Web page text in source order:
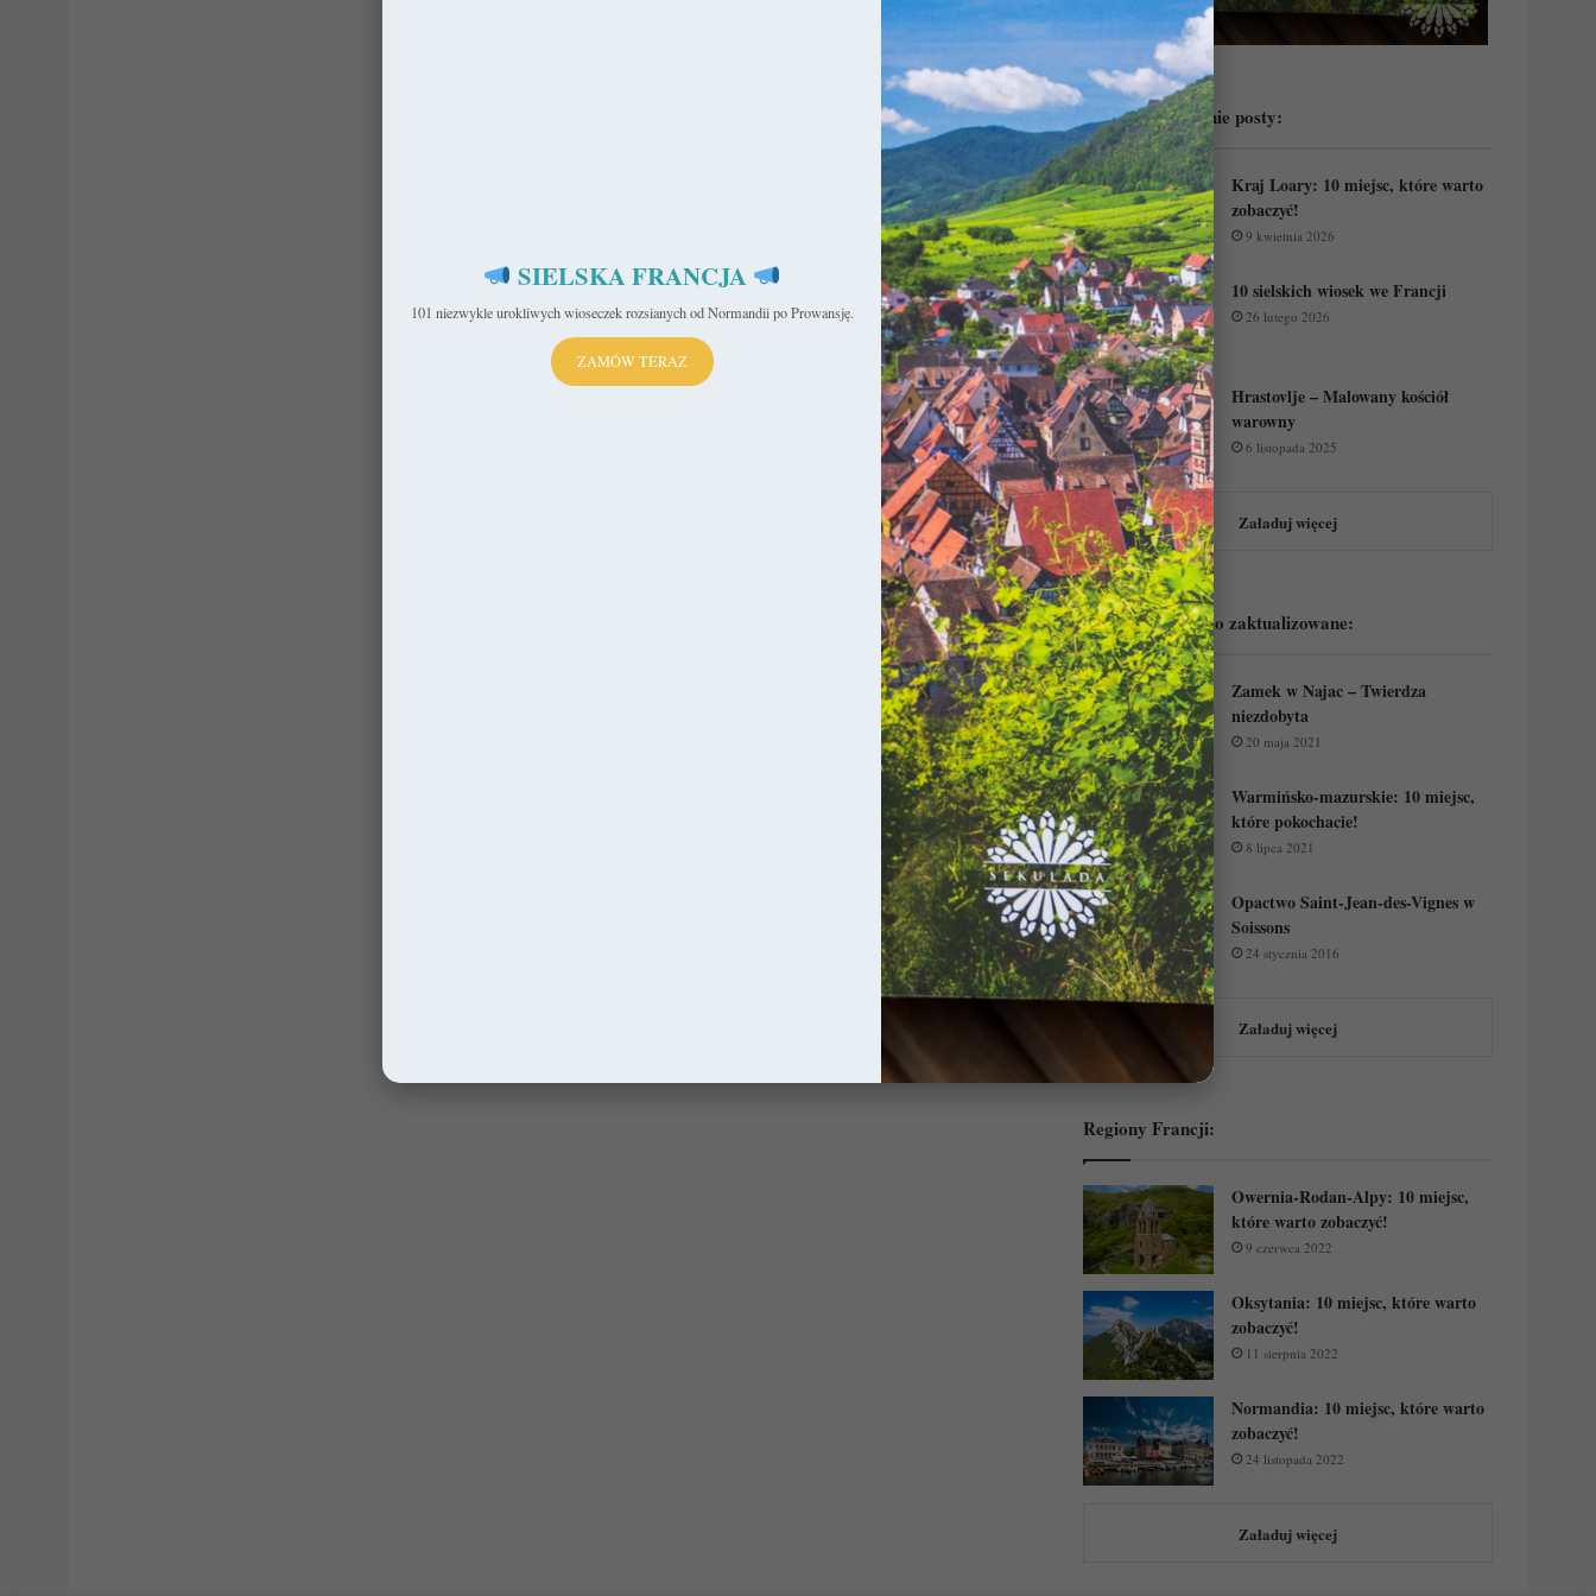
Przeczytaj ostatnie posty:
Kraj Loary: 10 miejsc, które warto
zobaczyć!
9 kwietnia 2026
10 sielskich wiosek we Francji
26 lutego 2026
Hrastovlje – Malowany kościół
warowny
6 listopada 2025
Załaduj więcej
Podejrzyj ostatnio zaktualizowane:
Zamek w Najac – Twierdza
niezdobyta
20 maja 2021
Warmińsko-mazurskie: 10 miejsc,
które pokochacie!
8 lipca 2021
Opactwo Saint-Jean-des-Vignes w
Soissons
24 stycznia 2016
Załaduj więcej
Regiony Francji:
Owernia-Rodan-Alpy: 10 miejsc,
które warto zobaczyć!
9 czerwca 2022
Oksytania: 10 miejsc, które warto
zobaczyć!
11 sierpnia 2022
Normandia: 10 miejsc, które warto
zobaczyć!
24 listopada 2022
Załaduj więcej
SIELSKA FRANCJA
101 niezwykle urokliwych wioseczek rozsianych od Normandii po Prowansję.
ZAMÓW TERAZ